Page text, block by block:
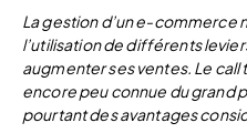
La gestion d’un e-commerce
l’utilisation de différents
augmenter ses ventes. Le
encore peu connue du grand
pourtant des avantages